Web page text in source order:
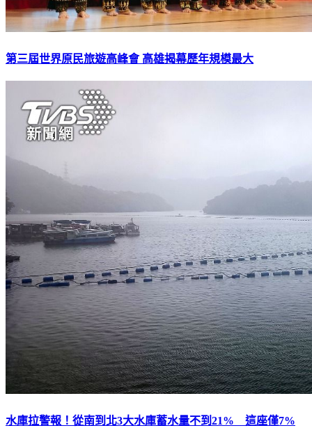
第三屆世界原民旅遊高峰會 高雄揭幕歷年規模最大
水庫拉警報！從南到北3大水庫蓄水量不到21% 這座僅7%